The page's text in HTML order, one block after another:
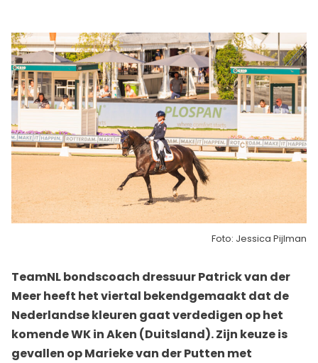
Foto: Jessica Pijlman
TeamNL bondscoach dressuur Patrick van der
Meer heeft het viertal bekendgemaakt dat de
Nederlandse kleuren gaat verdedigen op het
komende WK in Aken (Duitsland). Zijn keuze is
gevallen op Marieke van der Putten met